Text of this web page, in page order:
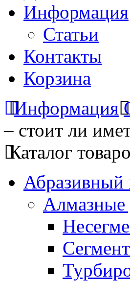
Информация
Статьи
Контакты
Корзина
Информация
– стоит ли
Каталог
Абразивный
Алмазные